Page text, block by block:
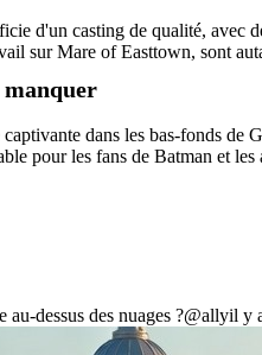
d'un casting de qualité, avec
sur Mare of Easttown, sont
manquer
dans les bas-fonds de
pour les fans de Batman et
dessus des nuages ?@allyil y